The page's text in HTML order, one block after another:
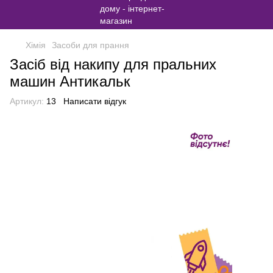
Хімія Засоби для прання
Засіб від накипу для пральних
машин Антикальк
Артикул: 13 Написати відгук